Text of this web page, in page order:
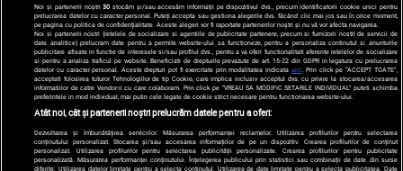
Copyright © 2026 / DIGI ROMANIA S.A.
Arhiva
Comunicate de presă Politica de confidentialitate
Termeni
si conditii
Gestionați preferințele| Contact/Info Codul etic
Noi și partenerii noștri30 stocăm și/sau accesăm informații pe dispozitivul dvs., precum identificatorii cookie unici pentru
prelucrarea datelor cu caracter personal. Puteți accepta sau gestiona alegerile dvs. făcând clic mai jos sau în orice moment,
pe pagina cu politica de confidențialitate. Aceste alegeri vor fi raportate partenerilor noștri și nu vă vor afecta navigarea.
Noi si partenerii nostri (retelele de socializare si agentiile de publicitate partenere, precum si furnizorii nostri de servicii de
date analitice) prelucram date pentru a permite website-ului sa functioneze, pentru a personaliza continutul si anunturile
publicitare afisate in functie de interesele si/sau profilul dvs., pentru a va oferi functionalitati aferente retelelor de socializare
si pentru a analiza traficul pe website. Beneficiati de drepturile prevazute de art. 15-22 din GDPR in legatura cu prelucrarea
datelor cu caracter personal. Aceste drepturi pot fi exercitate prin modalitatea indicata aici. Prin click pe “ACCEPT TOATE”,
acceptati folosirea tuturor Tehnologiilor de tip Cookie, care implica inclusiv acceptul dvs. cu privire la stocarea/accesarea
informatiilor de catre Vendor-ii cu care colaboram. Prin click pe “VREAU SA MODIFIC SETARILE INDIVIDUAL” puteti schimba
preferintele in mod individual, mai putin cele legate de cookie strict necesare pentru functionarea website-ului.
Atât noi, cât și partenerii noștri prelucrăm datele pentru a oferi:
Dezvoltarea și îmbunătățirea serviciilor. Măsurarea performanței reclamelor. Utilizarea profilurilor pentru selectarea
conținutului personalizat. Stocarea și/sau accesarea informațiilor de pe un dispozitiv. Crearea profilurilor de conținut
personalizat. Utilizarea profilurilor pentru selectarea publicității personalizate. Crearea profilurilor pentru publicitate
personalizată. Măsurarea performanței conținutului. Înțelegerea publicului prin statistici sau combinații de date din surse
diferite. Utilizarea datelor limitate pentru a selecta conținutul. Utilizarea de date limitate pentru a selecta publicitatea. Date